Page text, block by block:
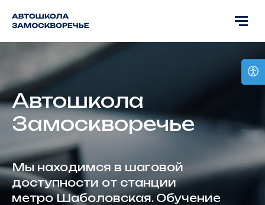
Автошкола
Замоскворечье
Мы находимся в шаговой
доступности от станции
метро Шаболовская. Обучение